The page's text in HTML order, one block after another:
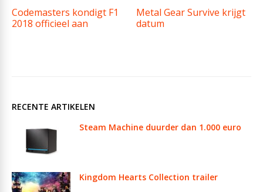
Codemasters kondigt F1
2018 officieel aan
Metal Gear Survive krijgt
datum
RECENTE ARTIKELEN
Steam Machine duurder dan 1.000 euro
Kingdom Hearts Collection trailer